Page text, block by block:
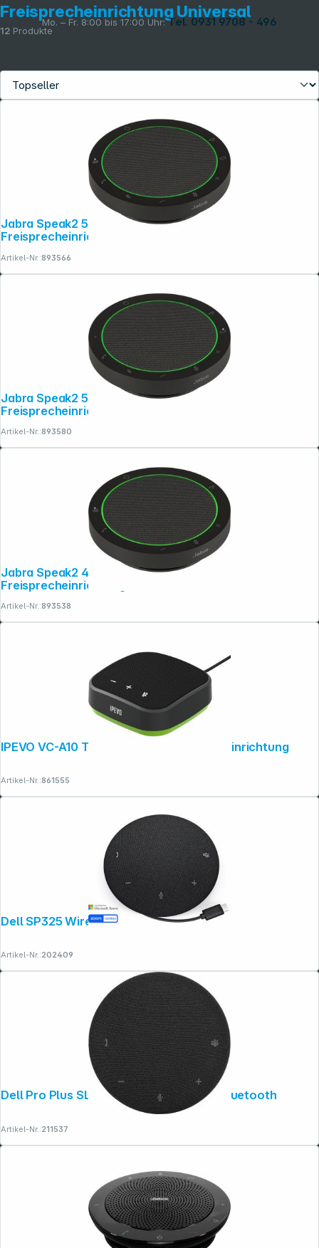
Mo. – Fr. 8:00 bis 17:00 Uhr: Tel. 0931 9708 - 496
Freisprecheinrichtung Universal
12 Produkte
Jabra Speak2 55 MS USB-A / USB-C
Freisprecheinrichtung Bluetooth
Artikel-Nr.:893566
Jabra Speak2 55 UC USB-A / USB-C
Freisprecheinrichtung Bluetooth
Artikel-Nr.:893580
Jabra Speak2 40 MS USB-A / USB-C
Freisprecheinrichtung
Artikel-Nr.:893538
IPEVO VC-A10 Tragbare USB Freisprecheinrichtung
Artikel-Nr.:861555
Dell SP325 Wired Speakerphone
Artikel-Nr.:202409
Dell Pro Plus SL525 Freisprechtelefon Bluetooth
Artikel-Nr.:211537
Rechtliches
Folgen Sie uns auf